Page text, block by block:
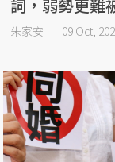
詞，弱勢更難
朱家安 09 Oct,